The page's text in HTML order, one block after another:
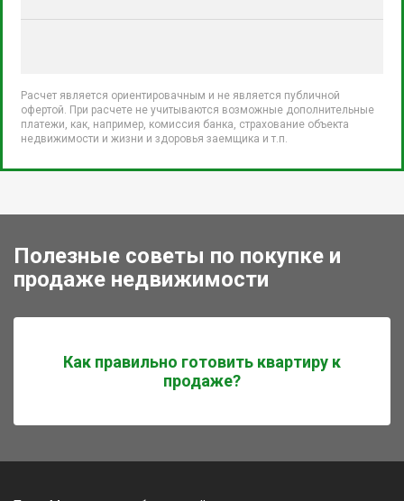
Расчет является ориентировачным и не является публичной
офертой. При расчете не учитываются возможные дополнительные
платежи, как, например, комиссия банка, страхование объекта
недвижимости и жизни и здоровья заемщика и т.п.
Полезные советы по покупке и
продаже недвижимости
Как правильно готовить квартиру к
продаже?